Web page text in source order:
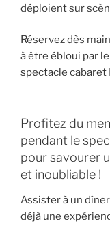
déploient sur
Réservez dès
à être ébloui par
spectacle
Profitez du
pendant le
pour savourer
et inoubliable !
Assister à un
déjà une